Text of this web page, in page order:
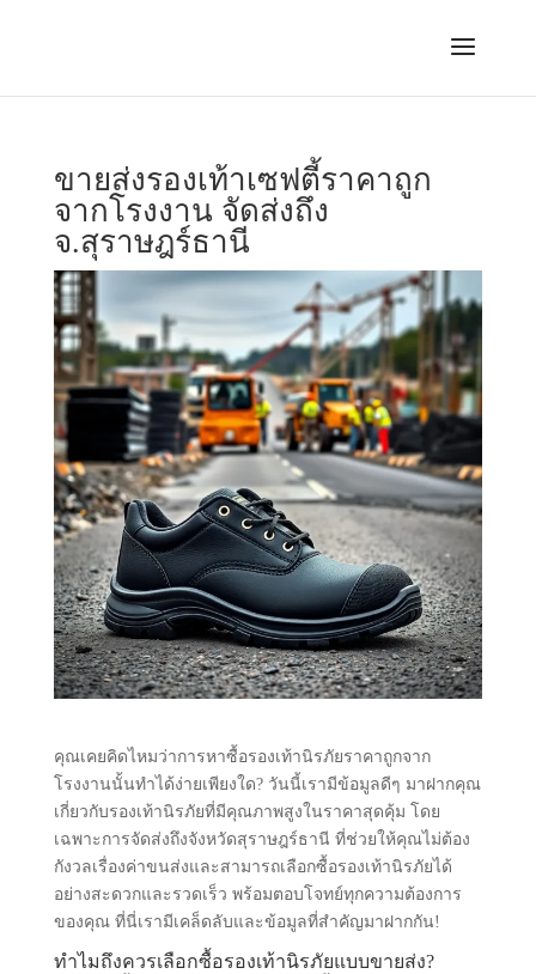
ขายส่งรองเท้าเซฟตี้ราคาถูก
จากโรงงาน จัดส่งถึง
จ.สุราษฎร์ธานี
คุณเคยคิดไหมว่าการหาซื้อรองเท้านิรภัยราคาถูกจาก
โรงงานนั้นทำได้ง่ายเพียงใด? วันนี้เรามีข้อมูลดีๆ มาฝากคุณ
เกี่ยวกับรองเท้านิรภัยที่มีคุณภาพสูงในราคาสุดคุ้ม โดย
เฉพาะการจัดส่งถึงจังหวัดสุราษฎร์ธานี ที่ช่วยให้คุณไม่ต้อง
กังวลเรื่องค่าขนส่งและสามารถเลือกซื้อรองเท้านิรภัยได้
อย่างสะดวกและรวดเร็ว พร้อมตอบโจทย์ทุกความต้องการ
ของคุณ ที่นี่เรามีเคล็ดลับและข้อมูลที่สำคัญมาฝากกัน!
ทำไมถึงควรเลือกซื้อรองเท้านิรภัยแบบขายส่ง?